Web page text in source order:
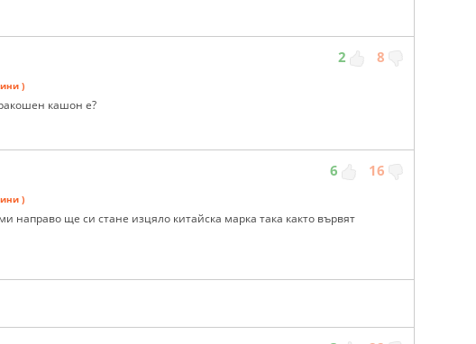
2 8
)
кашон е?
6 16
)
направо ще си стане изцяло китайска марка така както вървят